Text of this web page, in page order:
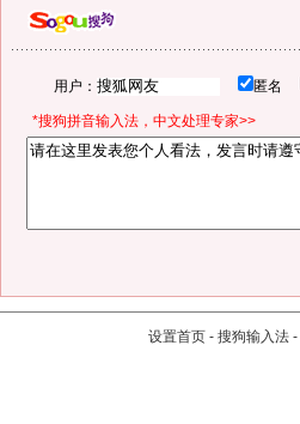
用户： 匿名
*搜狗拼音输入法，中文处理专家>>
设置首页 - 搜狗输入法 -